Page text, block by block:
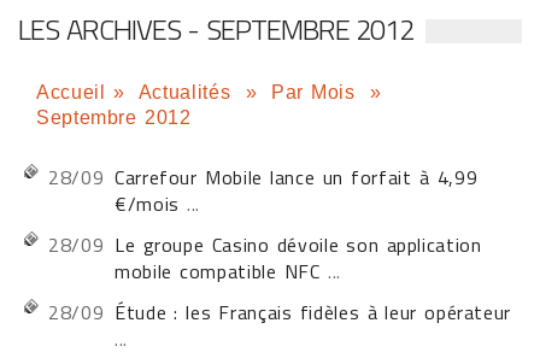
LES ARCHIVES - SEPTEMBRE 2012
Accueil » Actualités » Par Mois
»
Septembre 2012
28/09 Carrefour Mobile lance un forfait à 4,99
€/mois...
28/09 Le groupe Casino dévoile son application
mobile compatible NFC ...
28/09 Étude : les Français fidèles à leur opérateur
...